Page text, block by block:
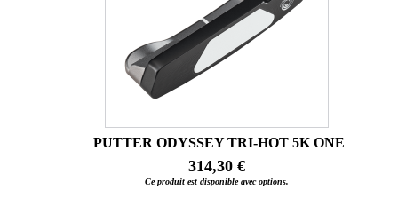
PUTTER ODYSSEY TRI-HOT 5K ONE
314,30 €
Ce produit est disponible avec options.